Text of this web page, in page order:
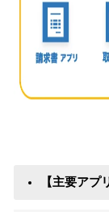
【主要アプ